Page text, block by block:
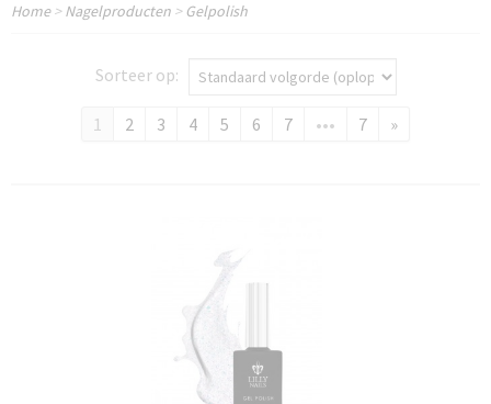
Home>Nagelproducten > Gelpolish
Sorteer op:
1 2 3 4 5 6 7 ••• 7 »